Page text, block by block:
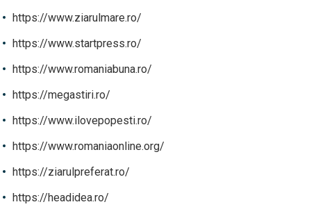
https://www.ziarulmare.ro/
https://www.startpress.ro/
https://www.romaniabuna.ro/
https://megastiri.ro/
https://www.ilovepopesti.ro/
https://www.romaniaonline.org/
https://ziarulpreferat.ro/
https://headidea.ro/